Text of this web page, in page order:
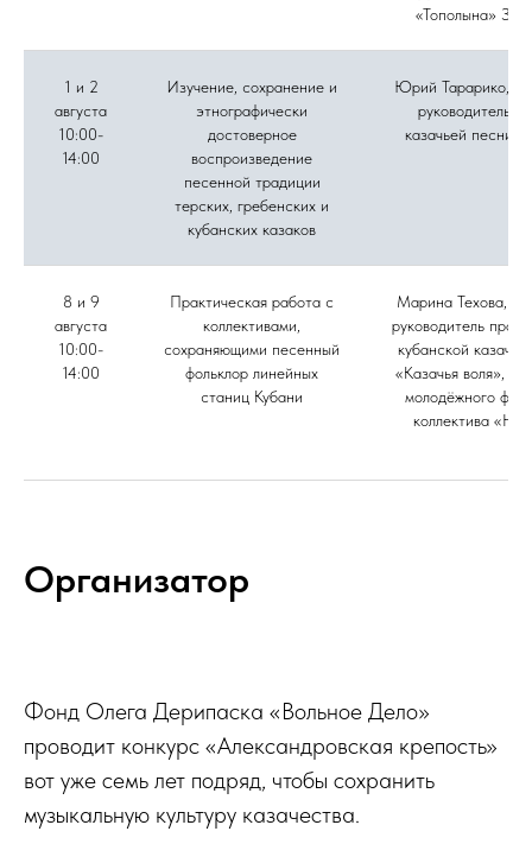
«Тополына» Зоя
1 и 2
августа
10:00-
14:00
Изучение, сохранение и
этнографически
достоверное
воспроизведение
песенной традиции
терских, гребенских и
кубанских казаков
Юрий Тарарико,
руководитель
казачьей песни
8 и 9
августа
10:00-
14:00
Практическая работа с
коллективами,
сохраняющими песенный
фольклор линейных
станиц Кубани
Марина Техова,
руководитель
кубанской
«Казачья воля»,
молодёжного
коллектива
Организатор
Фонд Олега Дерипаска «Вольное Дело»
проводит конкурс «Александровская крепость»
вот уже семь лет подряд, чтобы сохранить
музыкальную культуру казачества.